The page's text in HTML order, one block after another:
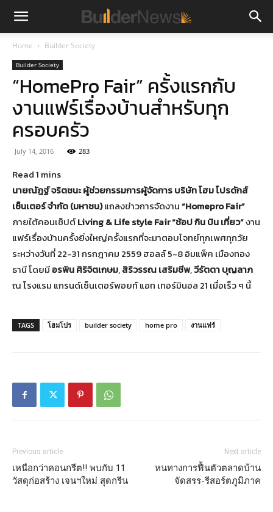
Home Builder Society
Builder Society
“HomePro Fair” ครั้งแรกกับ
งานแฟร์เรื่องบ้านสำหรับทุก
ครอบครัว
July 14, 2016 283
นายณัฎฐ์ จริตชนะ ผู้ช่วยกรรมการผู้จัดการ บริษัท โฮม โปรดักส์
เซ็นเตอร์ จำกัด (มหาชน)แถลงข่าวการจัดงาน“Homepro Fair”
ภายใต้คอนเซ็ปต์Living & Life style Fair “ช้อป กิน บิน เที่ยว”งาน
แฟร์เรื่องบ้านครั้งยิ่งใหญ่ครั้งแรกที่จะมาตอบโจทย์ทุกเพศทุกวัย
ระหว่างวันที่ 22-31 กรกฎาคม 2559 ฮอลล์ 5-8 อิมแพ็ค เมืองทอง
ธานี โดยมีอรพิน ศิริจิตเกษม,สิริวรรณ เสริมชีพ,วีรัตตา บุญลาภ
ณ โรงแรม แกรนด์เซ็นเตอร์พอยท์ แอท เทอร์มินอล 21 เมื่อเร็ว ๆ นี้
TAGS โฮมโปร builder society home pro งานแฟร์
Previous article
เหนือกว่าคอนกรีต!! พบกับ 11
วัสดุก่อสร้าง เจนฯใหม่ สุดกรีน
Next article
หนทางการฟื้นตัวตลาดบ้าน
จัดสรร-รีสอร์ตภูมิภาค